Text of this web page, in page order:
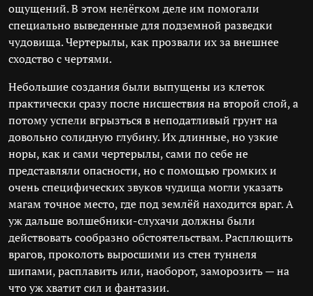
ощущений. В этом нелёгком деле им помогали
специально выведенные для подземной разведки
чудовища. Чертерылы, как прозвали их за внешнее
сходство с чертями.
Небольшие создания были выпущены из клеток
практически сразу после нисшествия на второй слой, а
потому успели вгрызться в неподатливый грунт на
довольно солидную глубину. Их длинные, но узкие
норы, как и сами чертерылы, сами по себе не
представляли опасности, но с помощью громких и
очень специфических звуков чудища могли указать
магам точное место, где под землёй находится враг. А
уж дальше волшебники-слухачи должны были
действовать сообразно обстоятельствам. Расплющить
врагов, проколоть выросшими из стен туннеля
шипами, расплавить или, наоборот, заморозить — на
что уж хватит сил и фантазии.